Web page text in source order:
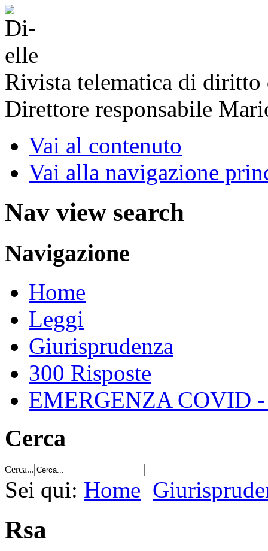
Rivista telematica di diritto
Direttore responsabile
Vai al contenuto
Vai alla navigazione
Nav view search
Navigazione
Home
Leggi
Giurisprudenza
300 Risposte
EMERGENZA COVID
Cerca
Cerca...
Sei qui: Home
Rsa